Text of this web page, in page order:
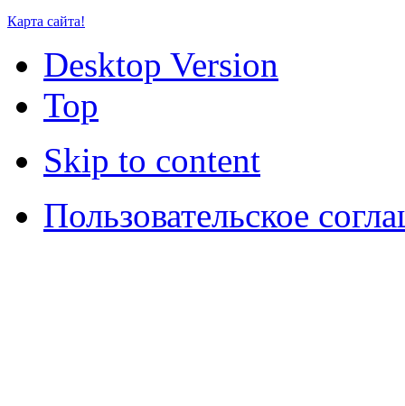
Карта сайта!
Desktop Version
Top
Skip to content
Пользовательское